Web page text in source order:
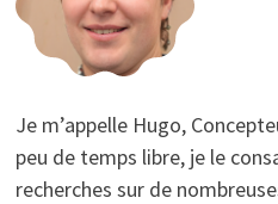
Je m’appelle Hugo,
peu de temps libre, je le
recherches sur de